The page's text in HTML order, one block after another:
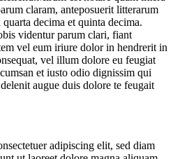
claram, anteposuerit litterarum
decima et quinta decima.
videntur parum clari, fiant
vel eum iriure dolor in hendrerit in
vel illum dolore eu feugiat
et iusto odio dignissim qui
augue duis dolore te feugait
adipiscing elit, sed diam